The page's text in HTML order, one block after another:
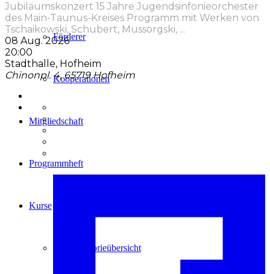
Förderer
Kooperationen
Mitgliedschaft
Programmheft
Kurse
Kurskategorieübersicht
Jubiläumskonzert 15 Jahre Jugendsinfonieorchester
des Main-Taunus-Kreises Programm mit Werken von
Tschaikowski, Schubert, Mussorgski, ...
08 Aug. 2026
20:00
Stadthalle, Hofheim
Chinonpl. 4, 65719 Hofheim